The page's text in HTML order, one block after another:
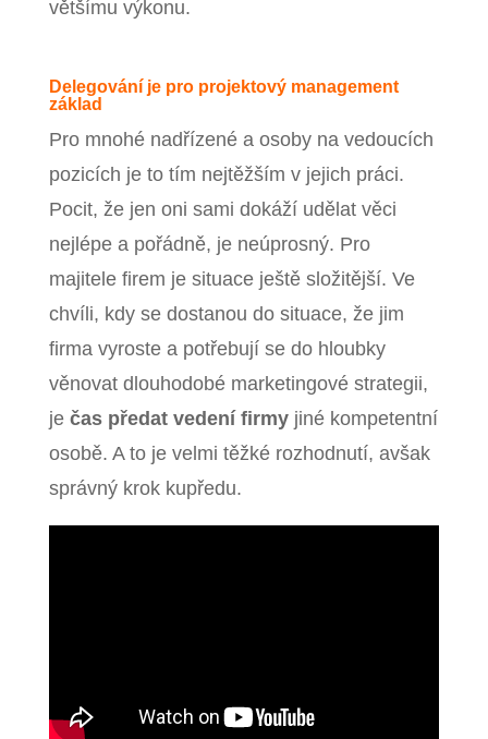
většímu výkonu.
Delegování je pro projektový management
základ
Pro mnohé nadřízené a osoby na vedoucích
pozicích je to tím nejtěžším v jejich práci.
Pocit, že jen oni sami dokáží udělat věci
nejlépe a pořádně, je neúprosný. Pro
majitele firem je situace ještě složitější. Ve
chvíli, kdy se dostanou do situace, že jim
firma vyroste a potřebují se do hloubky
věnovat dlouhodobé marketingové strategii,
je čas předat vedení firmyjiné kompetentní
osobě. A to je velmi těžké rozhodnutí, avšak
správný krok kupředu.